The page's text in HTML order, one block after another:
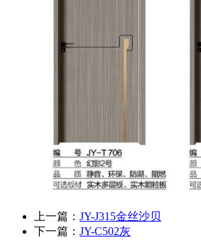
上一篇： JY-J315金丝沙贝
下一篇： JY-C502灰